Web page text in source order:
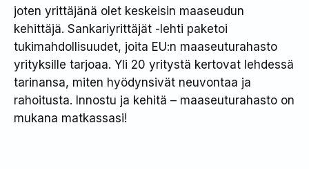
joten yrittäjänä olet keskeisin maaseudun
kehittäjä. Sankariyrittäjät -lehti paketoi
tukimahdollisuudet, joita EU:n maaseuturahasto
yrityksille tarjoaa. Yli 20 yritystä kertovat lehdessä
tarinansa, miten hyödynsivät neuvontaa ja
rahoitusta. Innostu ja kehitä – maaseuturahasto on
mukana matkassasi!